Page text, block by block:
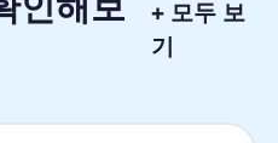
+ 모두 보
기